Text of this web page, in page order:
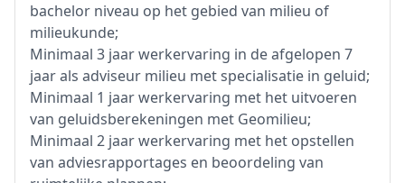
bachelor niveau op het gebied van milieu of
milieukunde;
Minimaal 3 jaar werkervaring in de afgelopen 7
jaar als adviseur milieu met specialisatie in geluid;
Minimaal 1 jaar werkervaring met het uitvoeren
van geluidsberekeningen met Geomilieu;
Minimaal 2 jaar werkervaring met het opstellen
van adviesrapportages en beoordeling van